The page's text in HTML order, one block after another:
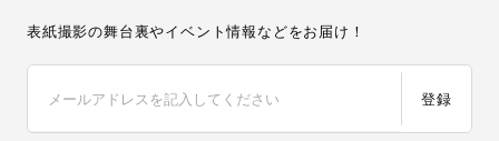
表紙撮影の舞台裏やイベント情報などをお届け！
登録